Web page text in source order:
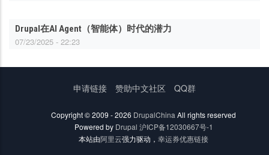
Drupal在AI Agent（智能体）时代的潜力
07/23/2025 - 22:23
申请链接 赞助中文社区 QQ群
Copyright © 2009 - 2026 DrupalChina All rights reserved
Powered by Drupal 沪ICP备12030667号-1
本站由阿里云强力驱动， 幸运券优惠链接